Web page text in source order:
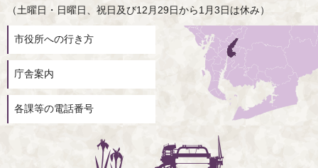
（土曜日・日曜日、祝日及び12月29日から1月3日は休み）
市役所への行き方
庁舎案内
各課等の電話番号